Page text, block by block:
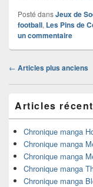
Posté dansJeux de
football, Les Pins de
un commentaire
Navigation
articles
← Articles plus anciens
principale
de
widget
pour
barre
latérale
Articles
Chronique manga
Chronique manga
Chronique manga
Chronique manga
Chronique manga